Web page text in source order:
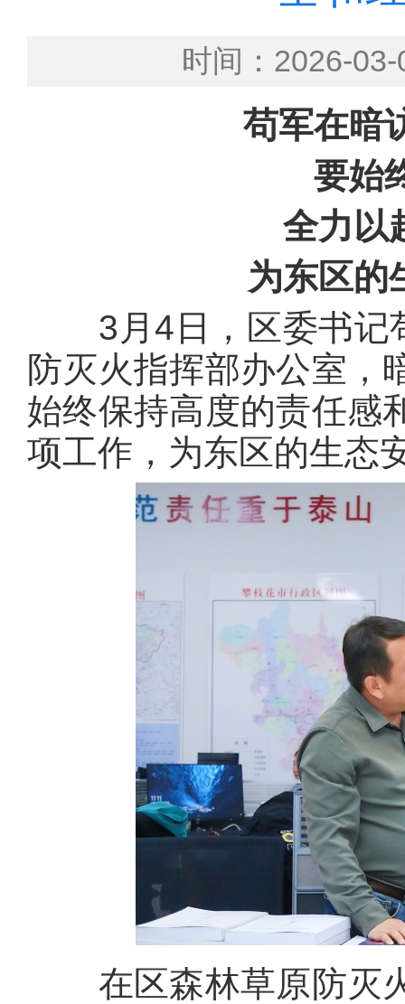
时间：2026-
苟军在暗
要始终
全力以赴
为东区的生
3月4日，区委书记苟
防灭火指挥部办公室，
始终保持高度的责任感
项工作，为东区的生态
在区森林草原防灭火